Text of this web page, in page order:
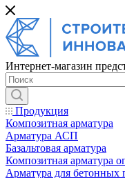
Интернет-магазин
Продукция
Композитная арматура
Арматура АСП
Базальтовая арматура
Композитная арматура
Арматура для бетонных